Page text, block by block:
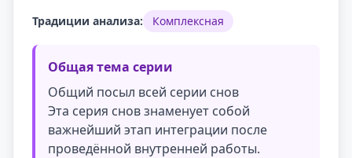
Традиции анализа: Комплексная
Общая тема серии
Общий посыл всей серии снов
Эта серия снов знаменует собой
важнейший этап интеграции после
проведённой внутренней работы.